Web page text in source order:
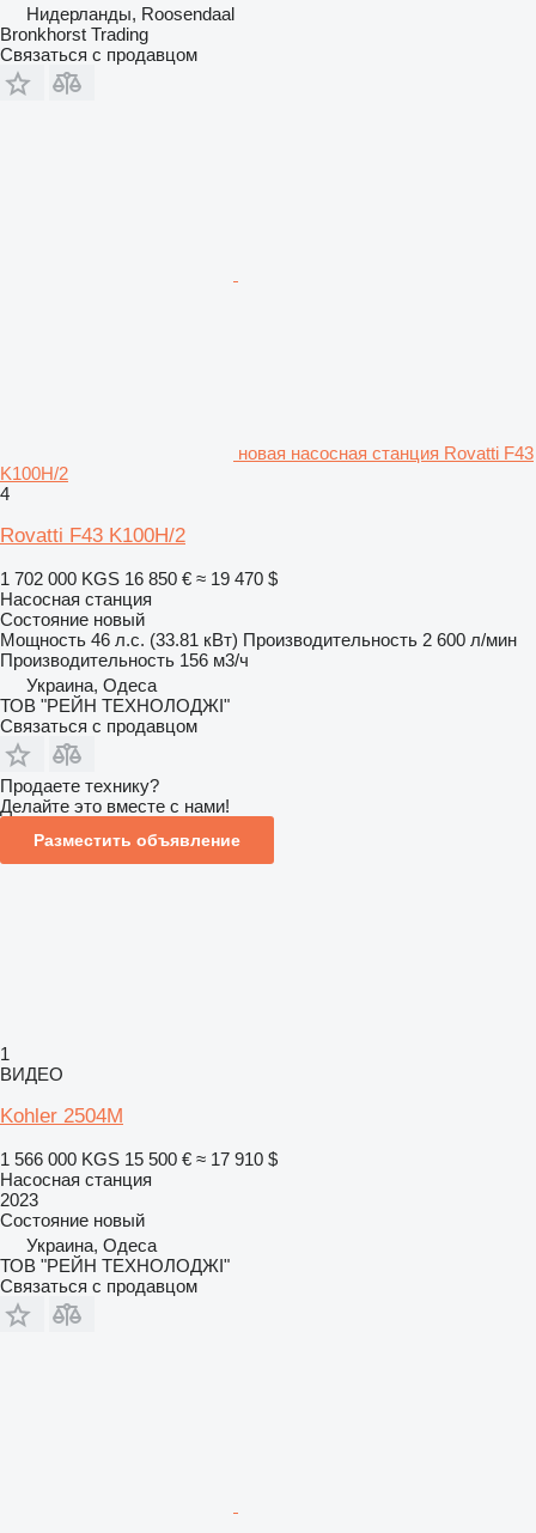
Нидерланды, Roosendaal
Bronkhorst Trading
Связаться с продавцом
новая насосная станция Rovatti F43
K100H/2
4
Rovatti F43 K100H/2
1 702 000 KGS 16 850 € ≈ 19 470 $
Насосная станция
Состояние новый
Мощность 46 л.с. (33.81 кВт) Производительность 2 600 л/мин
Производительность 156 м3/ч
Украина, Одеса
ТОВ "РЕЙН ТЕХНОЛОДЖІ"
Связаться с продавцом
Продаете технику?
Делайте это вместе с нами!
Разместить объявление
1
ВИДЕО
Kohler 2504M
1 566 000 KGS 15 500 € ≈ 17 910 $
Насосная станция
2023
Состояние новый
Украина, Одеса
ТОВ "РЕЙН ТЕХНОЛОДЖІ"
Связаться с продавцом